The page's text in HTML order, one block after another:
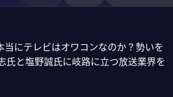
にテレビはオワコンなのか？勢いを
と塩野誠氏に岐路に立つ放送業界を